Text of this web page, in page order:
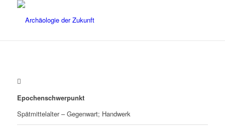
Epochenschwerpunkt
Spätmittelalter – Gegenwart; Handwerk